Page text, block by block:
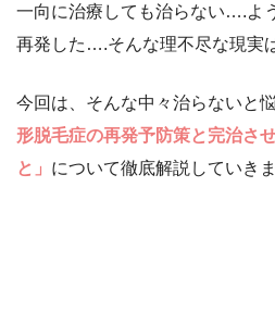
一向に治療しても治らない….よ
再発した….そんな理不尽な現実
今回は、そんな中々治らないと
形脱毛症の再発予防策と完治さ
と」 について徹底解説していきま